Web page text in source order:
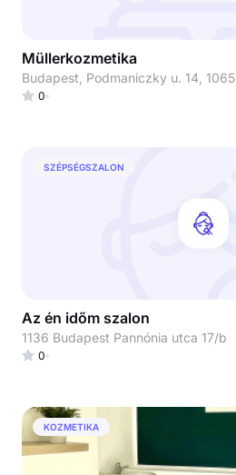
Müllerkozmetika
Budapest, Podmaniczky u. 14, 1065
0
SZÉPSÉGSZALON
Az én időm szalon
1136 Budapest Pannónia utca 17/b
0
KOZMETIKA